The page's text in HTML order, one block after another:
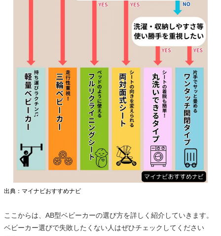
出典：マイナビおすすめナビ
ここからは、AB型ベビーカーの選び方を詳しく紹介していきます。
ベビーカー選びで失敗したくない人はぜひチェックしてください